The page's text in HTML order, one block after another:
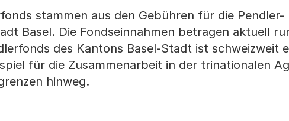
stammen aus den Gebühren für die Pendler-
Basel. Die Fondseinnahmen betragen aktuell
des Kantons Basel-Stadt ist schweizweit
für die Zusammenarbeit in der trinationalen
hinweg.